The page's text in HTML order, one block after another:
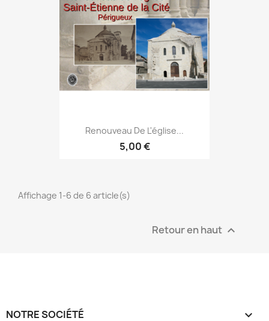
Renouveau De L'église...
5,00 €
Affichage 1-6 de 6 article(s)
Retour en haut 
NOTRE SOCIÉTÉ 